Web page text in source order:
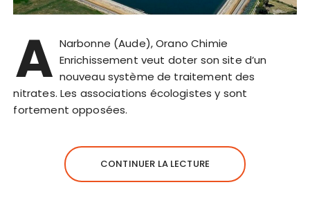
A Narbonne (Aude), Orano Chimie
Enrichissement veut doter son site d’un
nouveau système de traitement des
nitrates. Les associations écologistes y sont
fortement opposées.
CONTINUER LA LECTURE